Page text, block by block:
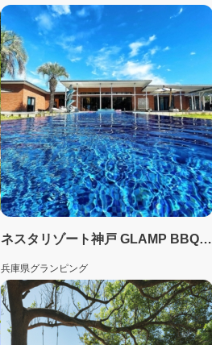
ネスタリゾート神戸 GLAMP BBQ PARK
兵庫県グランピング